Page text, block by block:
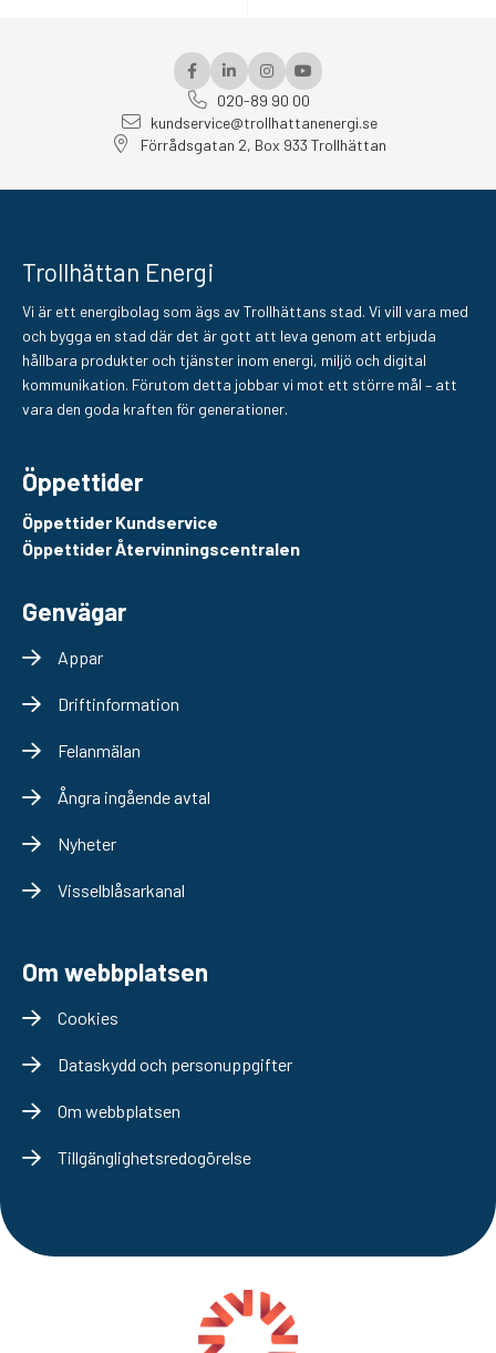
020-89 90 00
kundservice@trollhattanenergi.se
Förrådsgatan 2, Box 933 Trollhättan
Trollhättan Energi
Vi är ett energibolag som ägs av Trollhättans stad. Vi vill vara med
och bygga en stad där det är gott att leva genom att erbjuda
hållbara produkter och tjänster inom energi, miljö och digital
kommunikation. Förutom detta jobbar vi mot ett större mål – att
vara den goda kraften för generationer.
Öppettider
Öppettider Kundservice
Öppettider Återvinningscentralen
Genvägar
Appar
Driftinformation
Felanmälan
Ångra ingående avtal
Nyheter
Visselblåsarkanal
Om webbplatsen
Cookies
Dataskydd och personuppgifter
Om webbplatsen
Tillgänglighetsredogörelse